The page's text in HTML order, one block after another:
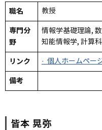
職名 教授
専門分
野
情報学基礎理論,
知能情報学, 計算
リンク · 個人ホームペー
備考
皆本 晃弥